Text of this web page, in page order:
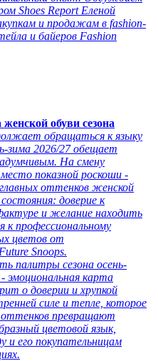
Shoes Report Еленой
и продажам в fashion-
и байеров Fashion
обуви сезона
обращаться к языку
зима 2026/27 обещает
На смену
показной роскоши -
оттенков женской
доверие к
и желание находить
профессиональному
цветов от
Snoops.
палитры сезона осень-
эмоциональная карта
о доверии и хрупкой
силе и тепле, которое
превращают
цветовой язык,
его покупательницам